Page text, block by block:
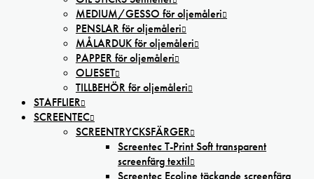
MEDIUM/GESSO för oljemåleri
PENSLAR för oljemåleri
MÅLARDUK för oljemåleri
PAPPER för oljemåleri
OLJESET
TILLBEHÖR för oljemåleri
STAFFLIER
SCREENTEC
SCREENTRYCKSFÄRGER
Screentec T-Print Soft transparent
screenfärg textil
Screentec Ecoline täckande screenfärg